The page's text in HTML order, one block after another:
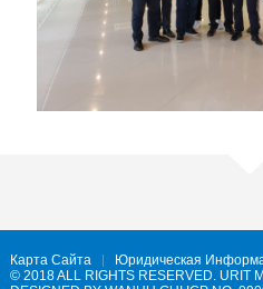
Карта Сайта Юридическая
© 2018 ALL RIGHTS RESERVED. URIT